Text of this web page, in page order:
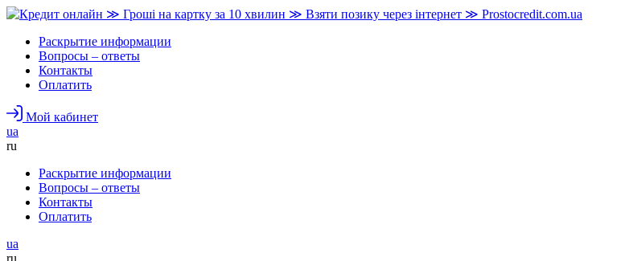
Раскрытие информации
Вопросы – ответы
Контакты
Оплатить
Мой кабинет
ua
ru
Раскрытие информации
Вопросы – ответы
Контакты
Оплатить
ua
ru